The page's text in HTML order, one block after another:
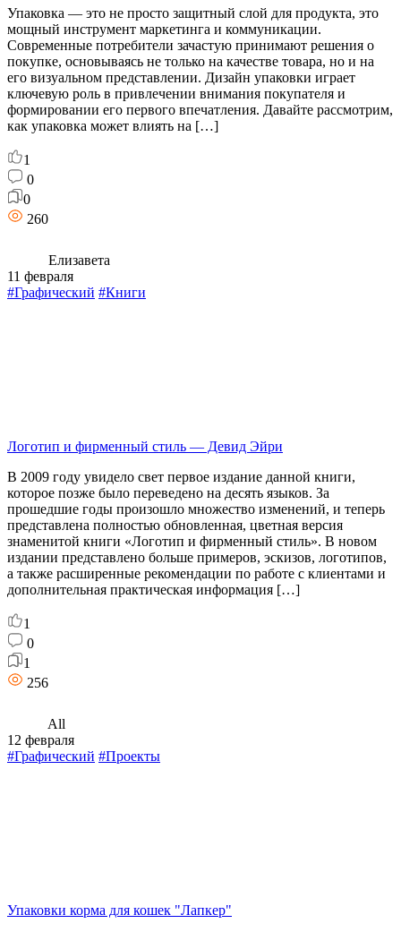
Упаковка — это не просто защитный слой для продукта, это
мощный инструмент маркетинга и коммуникации.
Современные потребители зачастую принимают решения о
покупке, основываясь не только на качестве товара, но и на
его визуальном представлении. Дизайн упаковки играет
ключевую роль в привлечении внимания покупателя и
формировании его первого впечатления. Давайте рассмотрим,
как упаковка может влиять на […]
1
0
0
260
Елизавета
11 февраля
#Графический #Книги
Логотип и фирменный стиль — Девид Эйри
В 2009 году увидело свет первое издание данной книги,
которое позже было переведено на десять языков. За
прошедшие годы произошло множество изменений, и теперь
представлена полностью обновленная, цветная версия
знаменитой книги «Логотип и фирменный стиль». В новом
издании представлено больше примеров, эскизов, логотипов,
а также расширенные рекомендации по работе с клиентами и
дополнительная практическая информация […]
1
0
1
256
All
12 февраля
#Графический #Проекты
Упаковки корма для кошек "Лапкер"